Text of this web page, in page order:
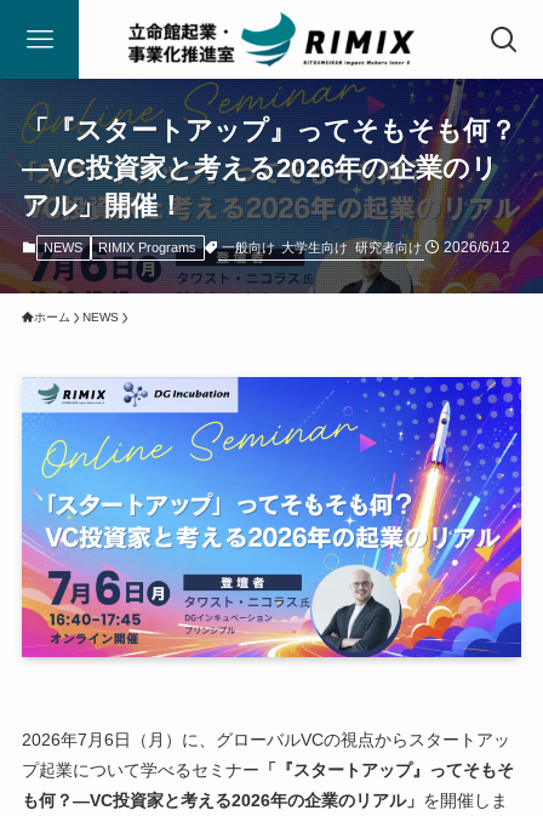
「『スタートアップ』ってそもそも何？
―VC投資家と考える2026年の企業のリ
アル」開催！
NEWS RIMIX Programs 一般向け 大学生向け 研究者向け 2026/6/12
ホーム NEWS
2026年7月6日（月）に、グローバルVCの視点からスタートアッ
プ起業について学べるセミナー 「『スタートアップ』ってそもそ
も何？―VC投資家と考える2026年の企業のリアル」 を開催しま